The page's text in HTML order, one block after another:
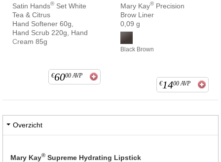
Satin Hands® Set White
Tea & Citrus
Hand Softener 60g,
Hand Scrub 220g, Hand
Cream 85g
€6000 AVP
Mary Kay® Precision
Brow Liner
0,09 g
Black Brown
€1400 AVP
Overzicht
Mary Kay® Supreme Hydrating Lipstick